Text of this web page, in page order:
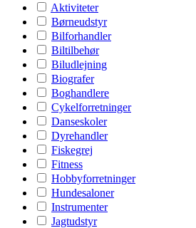
Aktiviteter
Børneudstyr
Bilforhandler
Biltilbehør
Biludlejning
Biografer
Boghandlere
Cykelforretninger
Danseskoler
Dyrehandler
Fiskegrej
Fitness
Hobbyforretninger
Hundesaloner
Instrumenter
Jagtudstyr